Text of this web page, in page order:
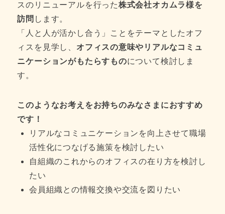
スのリニューアルを行った株式会社オカムラ様を
訪問 します。
「人と人が活かし合う」ことをテーマとしたオフ
ィスを見学し、 オフィスの意味やリアルなコミュ
ニケーションがもたらすものについて検討しま
す。
このようなお考えをお持ちのみなさまにおすすめ
です！
リアルなコミュニケーションを向上させて職場
活性化につなげる施策を検討したい
自組織のこれからのオフィスの在り方を検討し
たい
会員組織との情報交換や交流を図りたい